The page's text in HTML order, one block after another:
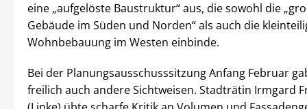
eine „aufgelöste Baustruktur“ aus, die sowohl die
Gebäude im Süden und Norden“ als auch die
Wohnbebauung im Westen einbinde.
Bei der Planungsausschusssitzung Anfang Februar
freilich auch andere Sichtweisen. Stadträtin Irmgard